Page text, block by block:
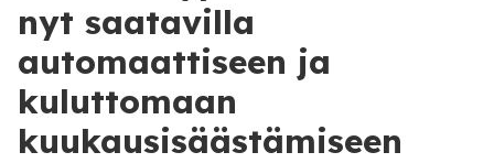
nyt saatavilla
automaattiseen ja
kuluttomaan
kuukausisäästämiseen